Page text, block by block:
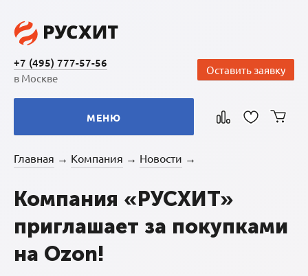
+7 (495) 777-57-56
в Москве
Оставить заявку
МЕНЮ
Главная → Компания → Новости →
Компания «РУСХИТ»
приглашает за покупками
на Ozon!